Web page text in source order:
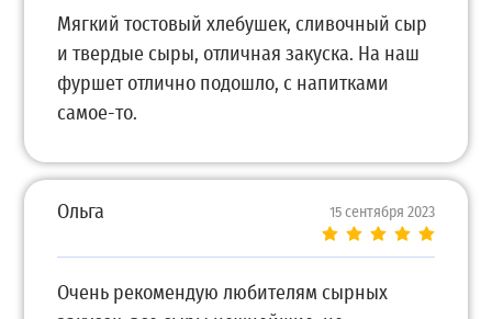
Мягкий тостовый хлебушек, сливочный сыр
и твердые сыры, отличная закуска. На наш
фуршет отлично подошло, с напитками
самое-то.
Ольга 15 сентября 2023
Очень рекомендую любителям сырных